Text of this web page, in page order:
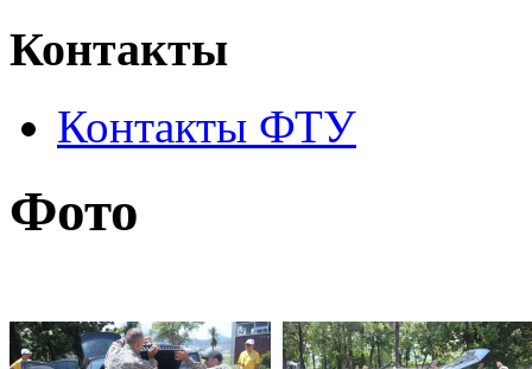
Контакты
Контакты ФТУ
Фото